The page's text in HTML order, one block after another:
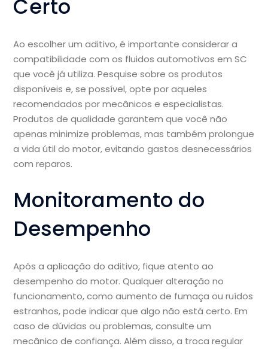
Certo
Ao escolher um aditivo, é importante considerar a
compatibilidade com os fluidos automotivos em SC
que você já utiliza. Pesquise sobre os produtos
disponíveis e, se possível, opte por aqueles
recomendados por mecânicos e especialistas.
Produtos de qualidade garantem que você não
apenas minimize problemas, mas também prolongue
a vida útil do motor, evitando gastos desnecessários
com reparos.
Monitoramento do
Desempenho
Após a aplicação do aditivo, fique atento ao
desempenho do motor. Qualquer alteração no
funcionamento, como aumento de fumaça ou ruídos
estranhos, pode indicar que algo não está certo. Em
caso de dúvidas ou problemas, consulte um
mecânico de confiança. Além disso, a troca regular